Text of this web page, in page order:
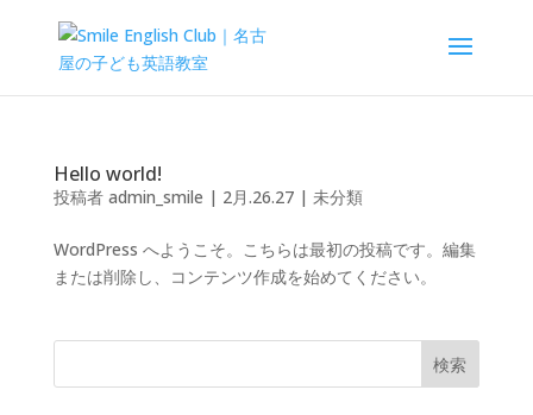
Hello world!
投稿者 admin_smile | 2月.26.27| 未分類
WordPress へようこそ。こちらは最初の投稿です。編集
または削除し、コンテンツ作成を始めてください。
検索